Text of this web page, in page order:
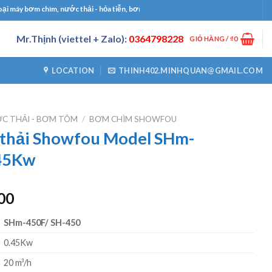
nước thải - hỏa tiễn, bơm công nghiệp, bơm định lượng, máy thổi khí, máy
Mr.Thịnh (viettel + Zalo): 0364798228 GIỎ HÀNG /₫0
LOCATION THINH402.MINHQUAN@GMAIL.COM
THẢI - BƠM TÕM / BƠM CHÌM SHOWFOU
Showfou Model SHm-
Giá
tại
là:
₫3250000.
SHm-450F/ SH-450
0.45Kw
20 m³/h